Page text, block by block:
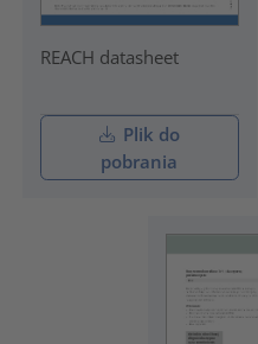
REACH datasheet
Plik do
pobrania